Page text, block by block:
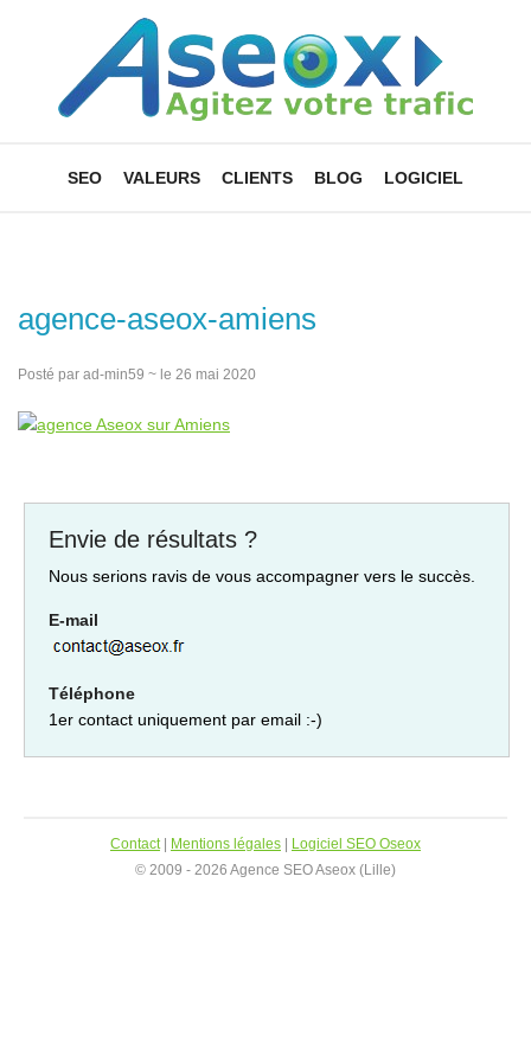
SEO VALEURS CLIENTS BLOG LOGICIEL
agence-aseox-amiens
Posté par ad-min59 ~ le 26 mai 2020
Envie de résultats ?
Nous serions ravis de vous accompagner vers le succès.
E-mail
Téléphone
1er contact uniquement par email :-)
Contact| Mentions légales
Logiciel SEO Oseox
© 2009 - 2026 Agence SEO Aseox (Lille)